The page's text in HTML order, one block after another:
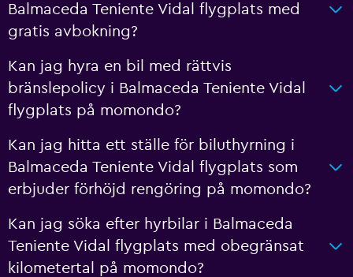
Balmaceda Teniente Vidal flygplats med
gratis avbokning?
Kan jag hyra en bil med rättvis
bränslepolicy i Balmaceda Teniente Vidal
flygplats på momondo?
Kan jag hitta ett ställe för biluthyrning i
Balmaceda Teniente Vidal flygplats som
erbjuder förhöjd rengöring på momondo?
Kan jag söka efter hyrbilar i Balmaceda
Teniente Vidal flygplats med obegränsat
kilometertal på momondo?